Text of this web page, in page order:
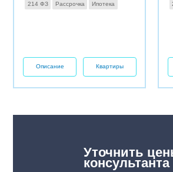
214 ФЗ Рассрочка Ипотека
Описание Квартиры
Уточнить
консультанта